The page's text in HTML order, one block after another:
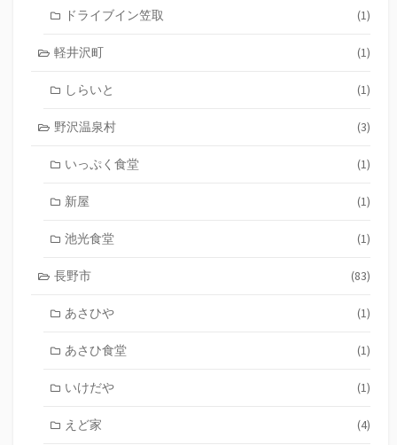
ドライブイン笠取 (1)
軽井沢町 (1)
しらいと (1)
野沢温泉村 (3)
いっぷく食堂 (1)
新屋 (1)
池光食堂 (1)
長野市 (83)
あさひや (1)
あさひ食堂 (1)
いけだや (1)
えど家 (4)